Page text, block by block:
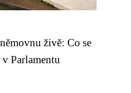
živě: Co se
Parlamentu